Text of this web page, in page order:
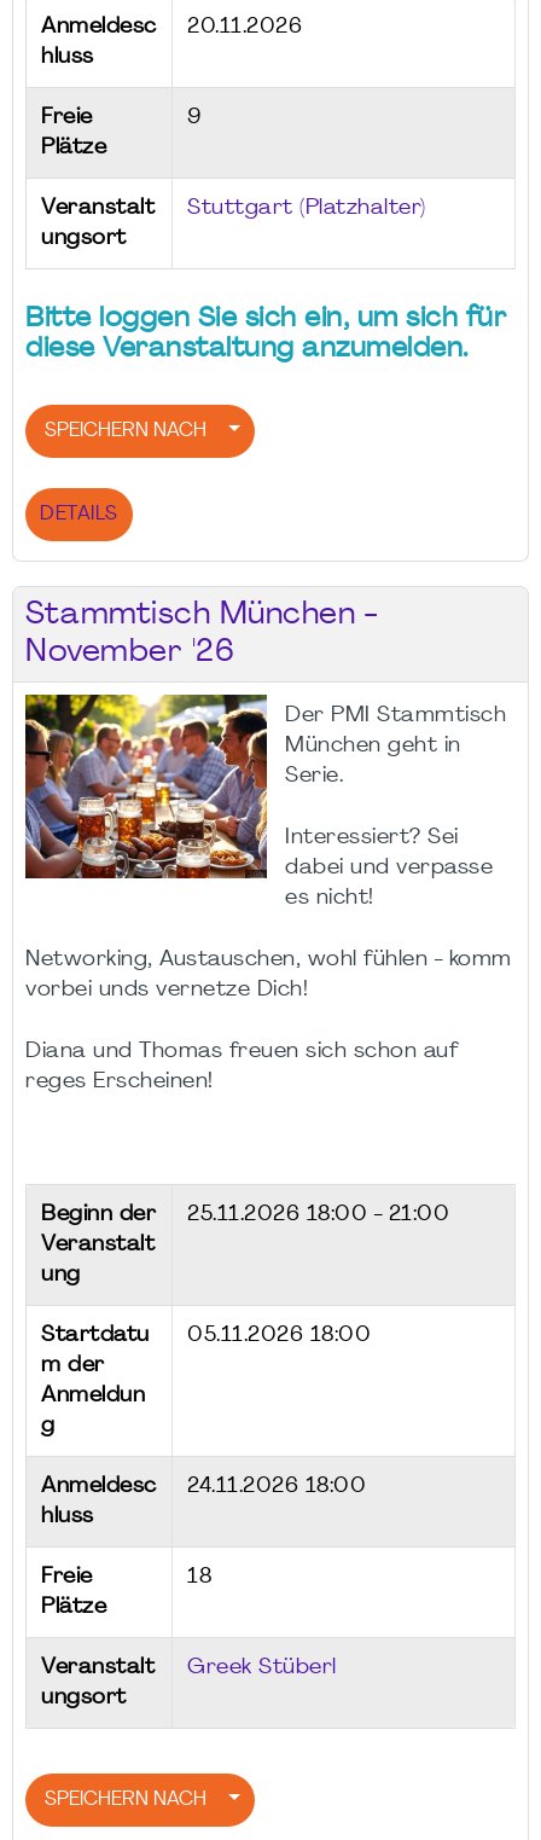
Anmeldesc
hluss
20.11.2026
Freie
Plätze
9
Veranstalt
ungsort
Stuttgart (Platzhalter)
Bitte loggen Sie sich ein, um sich für
diese Veranstaltung anzumelden.
SPEICHERN NACH
DETAILS
Stammtisch München -
November '26
Der PMI Stammtisch
München geht in
Serie.
Interessiert? Sei
dabei und verpasse
es nicht!
Networking, Austauschen, wohl fühlen - komm
vorbei unds vernetze Dich!
Diana und Thomas freuen sich schon auf
reges Erscheinen!
Beginn der
Veranstalt
ung
25.11.2026 18:00 - 21:00
Startdatu
m der
Anmeldun
g
05.11.2026 18:00
Anmeldesc
hluss
24.11.2026 18:00
Freie
Plätze
18
Veranstalt
ungsort
Greek Stüberl
SPEICHERN NACH